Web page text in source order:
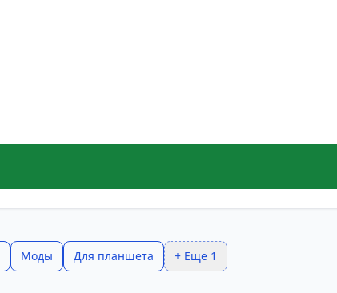
Моды Для планшета + Еще 1